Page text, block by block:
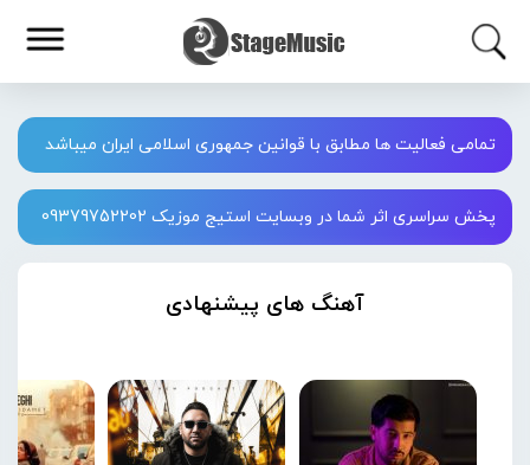
تمامی فعالیت ها مطابق با قوانین جمهوری اسلامی ایران میباشد
پخش سراسری اثر شما در وبسایت استیج موزیک 09379752202
آهنگ های پیشنهادی